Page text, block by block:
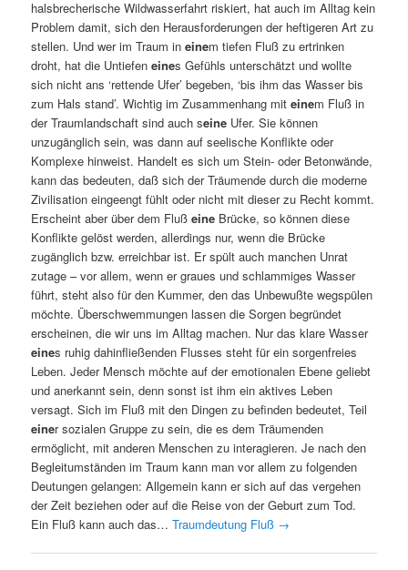
halsbrecherische Wildwasserfahrt riskiert, hat auch im Alltag kein
Problem damit, sich den Herausforderungen der heftigeren Art zu
stellen. Und wer im Traum ineinem tiefen Fluß zu ertrinken
droht, hat die Untiefeneines Gefühls unterschätzt und wollte
sich nicht ans ‘rettende Ufer’ begeben, ‘bis ihm das Wasser bis
zum Hals stand’. Wichtig im Zusammenhang miteinem Fluß in
der Traumlandschaft sind auch seine Ufer. Sie können
unzugänglich sein, was dann auf seelische Konflikte oder
Komplexe hinweist. Handelt es sich um Stein- oder Betonwände,
kann das bedeuten, daß sich der Träumende durch die moderne
Zivilisation eingeengt fühlt oder nicht mit dieser zu Recht kommt.
Erscheint aber über dem Flußeine Brücke, so können diese
Konflikte gelöst werden, allerdings nur, wenn die Brücke
zugänglich bzw. erreichbar ist. Er spült auch manchen Unrat
zutage – vor allem, wenn er graues und schlammiges Wasser
führt, steht also für den Kummer, den das Unbewußte wegspülen
möchte. Überschwemmungen lassen die Sorgen begründet
erscheinen, die wir uns im Alltag machen. Nur das klare Wasser
eines ruhig dahinfließenden Flusses steht für ein sorgenfreies
Leben. Jeder Mensch möchte auf der emotionalen Ebene geliebt
und anerkannt sein, denn sonst ist ihm ein aktives Leben
versagt. Sich im Fluß mit den Dingen zu befinden bedeutet, Teil
einer sozialen Gruppe zu sein, die es dem Träumenden
ermöglicht, mit anderen Menschen zu interagieren. Je nach den
Begleitumständen im Traum kann man vor allem zu folgenden
Deutungen gelangen: Allgemein kann er sich auf das vergehen
der Zeit beziehen oder auf die Reise von der Geburt zum Tod.
Ein Fluß kann auch das…Traumdeutung Fluß →